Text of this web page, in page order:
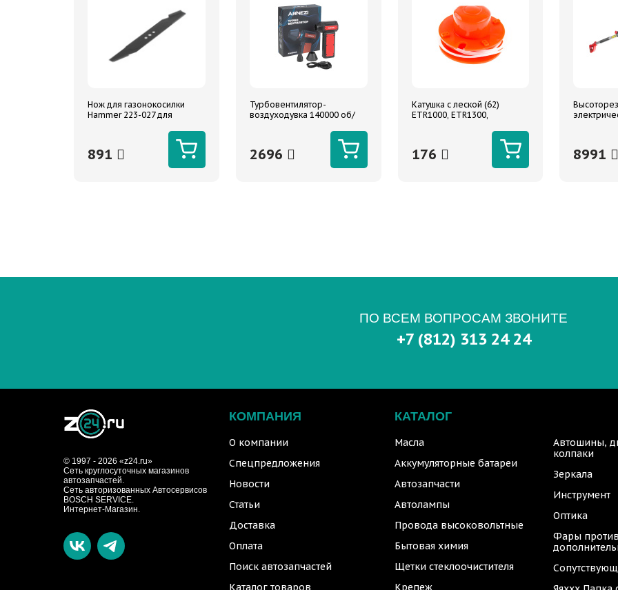
Нож для газонокосилки
Hammer 223-027 для
891
Турбовентилятор-
воздуходувка 140000 об/
2696
Катушка с леской (62)
ETR1000, ETR1300,
176 8991
ПО ВСЕМ ВОПРОСАМ ЗВОНИТЕ
+7 (812) 313 24 24
© 1997 - 2026 «z24.ru»
Cеть круглосуточных магазинов
автозапчастей.
Сеть авторизованных Автосервисов
BOSCH SERVICE.
Интернет-Магазин.
КОМПАНИЯ
О компании
Спецпредложения
Новости
Статьи
Доставка
Оплата
Поиск автозапчастей
Каталог товаров
КАТАЛОГ
Масла
Аккумуляторные батареи
Автозапчасти
Автолампы
Провода высоковольтные
Бытовая химия
Щетки стеклоочистителя
Крепеж
Автошины,
колпаки
Зеркала
Инструмент
Оптика
Фары